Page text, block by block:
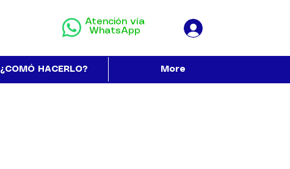
Atención vía
WhatsApp
¿COMÓ HACERLO? More